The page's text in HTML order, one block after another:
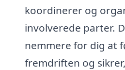
koordinerer og
involverede parter.
nemmere for dig at
fremdriften og